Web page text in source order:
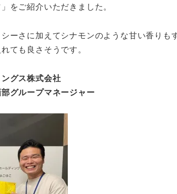
をご紹介いただきました。
ーさに加えてシナモンのような甘い香りも
ても良さそうです。
グス株式会社
グループマネージャー